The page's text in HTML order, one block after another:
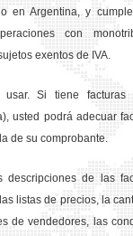
en Argentina, y
con
exentos de IVA.
Si tiene facturas
usted podrá adecuar
de su comprobante.
descripciones de las
listas de precios, la
de vendedores, las